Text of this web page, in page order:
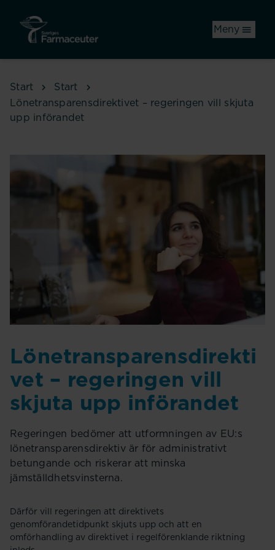
Meny
Start
Start
Lönetransparensdirektivet – regeringen vill skjuta
upp införandet
Lönetransparensdirekti
vet – regeringen vill
skjuta upp införandet
Regeringen bedömer att utformningen av EU:s
lönetransparensdirektiv är för administrativt
betungande och riskerar att minska
jämställdhetsvinsterna.
Därför vill regeringen att direktivets
genomförandetidpunkt skjuts upp och att en
omförhandling av direktivet i regelförenklande riktning